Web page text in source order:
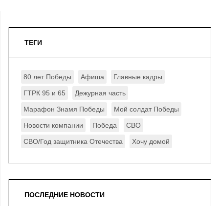
ТЕГИ
80 лет Победы Афиша Главные кадры
ГТРК 95 и 65 Дежурная часть
Марафон Знамя Победы Мой солдат Победы
Новости компании Победа СВО
СВО/Год защитника Отечества Хочу домой
ПОСЛЕДНИЕ НОВОСТИ